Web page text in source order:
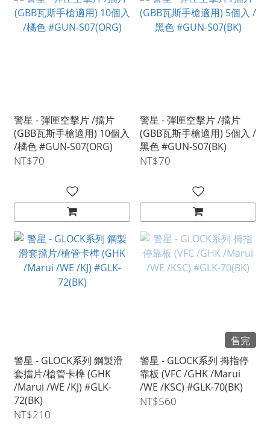
警星 - 彈匣空擊片 /擋片
(GBB瓦斯手槍適用) 10個入
/橘色 #GUN-S07(ORG)
NT$70
警星 - 彈匣空擊片 /擋片
(GBB瓦斯手槍適用) 5個入 /
黑色 #GUN-S07(BK)
NT$70
警星 - GLOCK系列 鋼製滑
套擋片/槍管卡榫 (GHK
/Marui /WE /KJ) #GLK-
72(BK)
NT$210
售完
警星 - GLOCK系列 拇指停
靠板 (VFC /GHK /Marui
/WE /KSC) #GLK-70(BK)
NT$560